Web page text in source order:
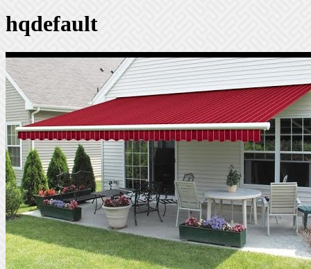
hqdefault